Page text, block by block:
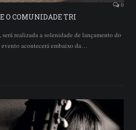
0
O COMUNIDADE TRI
realizada a solenidade de lançamento do
acontecerá embaixo da…